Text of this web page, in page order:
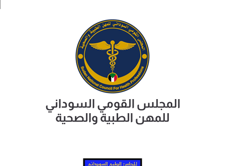
المجلس القومي السوداني
للمهن الطبية والصحية